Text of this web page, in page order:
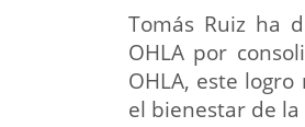
Tomás Ruiz ha
OHLA por
OHLA, este
el bienestar de